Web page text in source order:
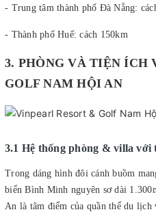
- Trung tâm thành phố Đà Nẵng:
- Thành phố Huế: cách 150km
3. PHÒNG VÀ TIỆN ÍCH
GOLF NAM HỘI AN
3.1 Hệ thống phòng & villa với
Trong dáng hình đôi cánh buồm
biển Bình Minh nguyên sơ dài
An là tâm điểm của quần thể du